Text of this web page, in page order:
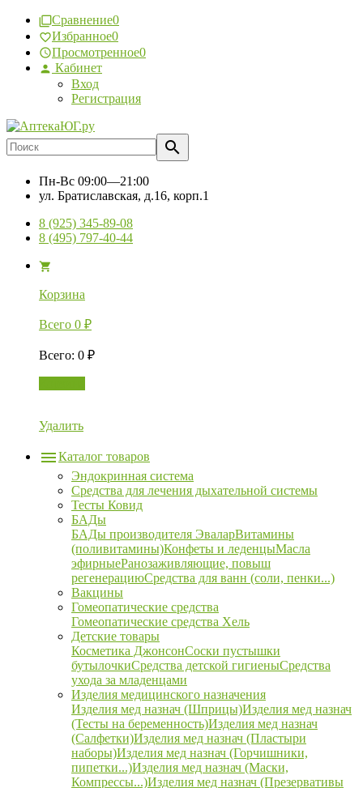
Сравнение0
Избранное0
Просмотренное0
Кабинет
Вход
Регистрация
Пн-Вс 09:00—21:00
ул. Братиславская, д.16, корп.1
8 (925) 345-89-08
8 (495) 797-40-44
Корзина
Всего 0 ₽
Всего: 0 ₽
Удалить
Каталог товаров
Эндокринная система
Средства для лечения дыхательной системы
Тесты Ковид
БАДы
БАДы производителя ЭваларВитамины
(поливитамины)Конфеты и леденцыМасла
эфирныеРанозаживляющие, повыш
регенерациюСредства для ванн (соли, пенки...)
Вакцины
Гомеопатические средства
Гомеопатические средства Хель
Детские товары
Косметика ДжонсонСоски пустышки
бутылочкиСредства детской гигиеныСредства
ухода за младенцами
Изделия медицинского назначения
Изделия мед назнач (Шприцы)Изделия мед назнач
(Тесты на беременность)Изделия мед назнач
(Салфетки)Изделия мед назнач (Пластыри
наборы)Изделия мед назнач (Горчишники,
пипетки...)Изделия мед назнач (Маски,
Компрессы...)Изделия мед назнач (Презервативы